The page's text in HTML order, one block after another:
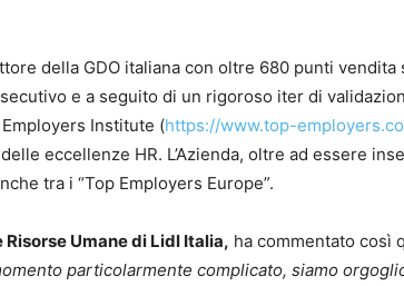
della GDO italiana con oltre 680 punti
e a seguito di un rigoroso iter di
Institute (https://www.top-
eccellenze HR. L’Azienda, oltre ad essere
tra i “Top Employers Europe”.
Umane di Lidl Italia, ha commentato così
particolarmente complicato, siamo